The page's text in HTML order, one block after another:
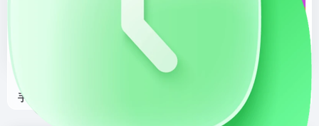
勤道快切助手是在线切图/网页制作工具